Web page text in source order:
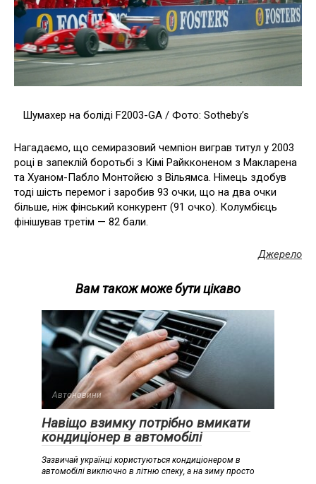
Шумахер на боліді F2003-GA / Фото: Sotheby’s
Нагадаємо, що семиразовий чемпіон виграв титул у 2003
році в запеклій боротьбі з Кімі Райкконеном з Макларена
та Хуаном-Пабло Монтойєю з Вільямса. Німець здобув
тоді шість перемог і заробив 93 очки, що на два очки
більше, ніж фінський конкурент (91 очко). Колумбієць
фінішував третім — 82 бали.
Джерело
Вам також може бути цікаво
Автоновини
Навіщо взимку потрібно вмикати
кондиціонер в автомобілі
Зазвичай українці користуються кондиціонером в
автомобілі виключно в літню спеку, а на зиму просто